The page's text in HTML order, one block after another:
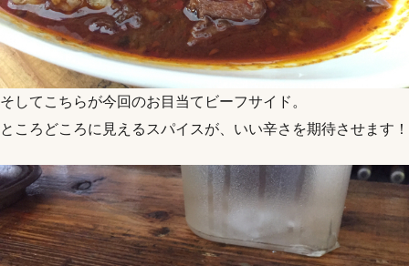
そしてこちらが今回のお目当てビーフサイド。
ところどころに見えるスパイスが、いい辛さを期待させます！